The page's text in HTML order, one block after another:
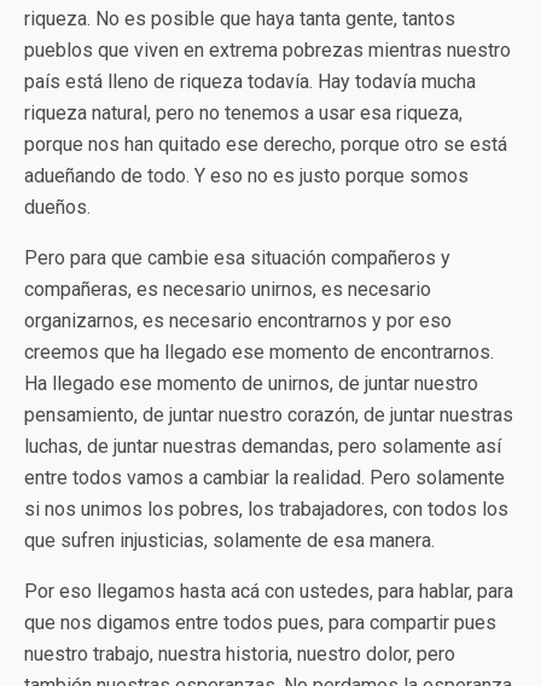
riqueza. No es posible que haya tanta gente, tantos
pueblos que viven en extrema pobrezas mientras nuestro
país está lleno de riqueza todavía. Hay todavía mucha
riqueza natural, pero no tenemos a usar esa riqueza,
porque nos han quitado ese derecho, porque otro se está
adueñando de todo. Y eso no es justo porque somos
dueños.
Pero para que cambie esa situación compañeros y
compañeras, es necesario unirnos, es necesario
organizarnos, es necesario encontrarnos y por eso
creemos que ha llegado ese momento de encontrarnos.
Ha llegado ese momento de unirnos, de juntar nuestro
pensamiento, de juntar nuestro corazón, de juntar nuestras
luchas, de juntar nuestras demandas, pero solamente así
entre todos vamos a cambiar la realidad. Pero solamente
si nos unimos los pobres, los trabajadores, con todos los
que sufren injusticias, solamente de esa manera.
Por eso llegamos hasta acá con ustedes, para hablar, para
que nos digamos entre todos pues, para compartir pues
nuestro trabajo, nuestra historia, nuestro dolor, pero